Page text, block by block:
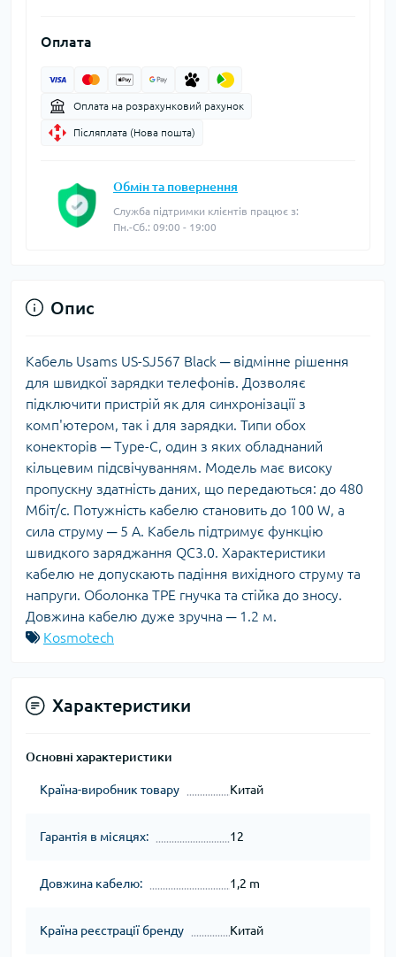
Оплата
Оплата на розрахунковий рахунок
Післяплата (Нова пошта)
Обмін та повернення
Служба підтримки клієнтів працює з:
Пн.-Сб.: 09:00 - 19:00
Опис
Кабель Usams US-SJ567 Black ─ відмінне рішення
для швидкої зарядки телефонів. Дозволяє
підключити пристрій як для синхронізації з
комп'ютером, так і для зарядки. Типи обох
конекторів ─ Type-C, один з яких обладнаний
кільцевим підсвічуванням. Модель має високу
пропускну здатність даних, що передаються: до 480
Мбіт/с. Потужність кабелю становить до 100 W, а
сила струму ─ 5 А. Кабель підтримує функцію
швидкого заряджання QC3.0. Характеристики
кабелю не допускають падіння вихідного струму та
напруги. Оболонка TPE гнучка та стійка до зносу.
Довжина кабелю дуже зручна ─ 1.2 м.
Kosmotech
Характеристики
Основні характеристики
Країна-виробник товару Китай
Гарантія в місяцях: 12
Довжина кабелю: 1,2 m
Країна реєстрації бренду Китай